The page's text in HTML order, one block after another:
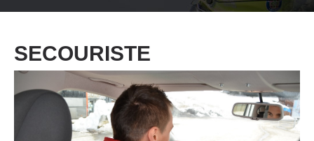
SECOURISTE